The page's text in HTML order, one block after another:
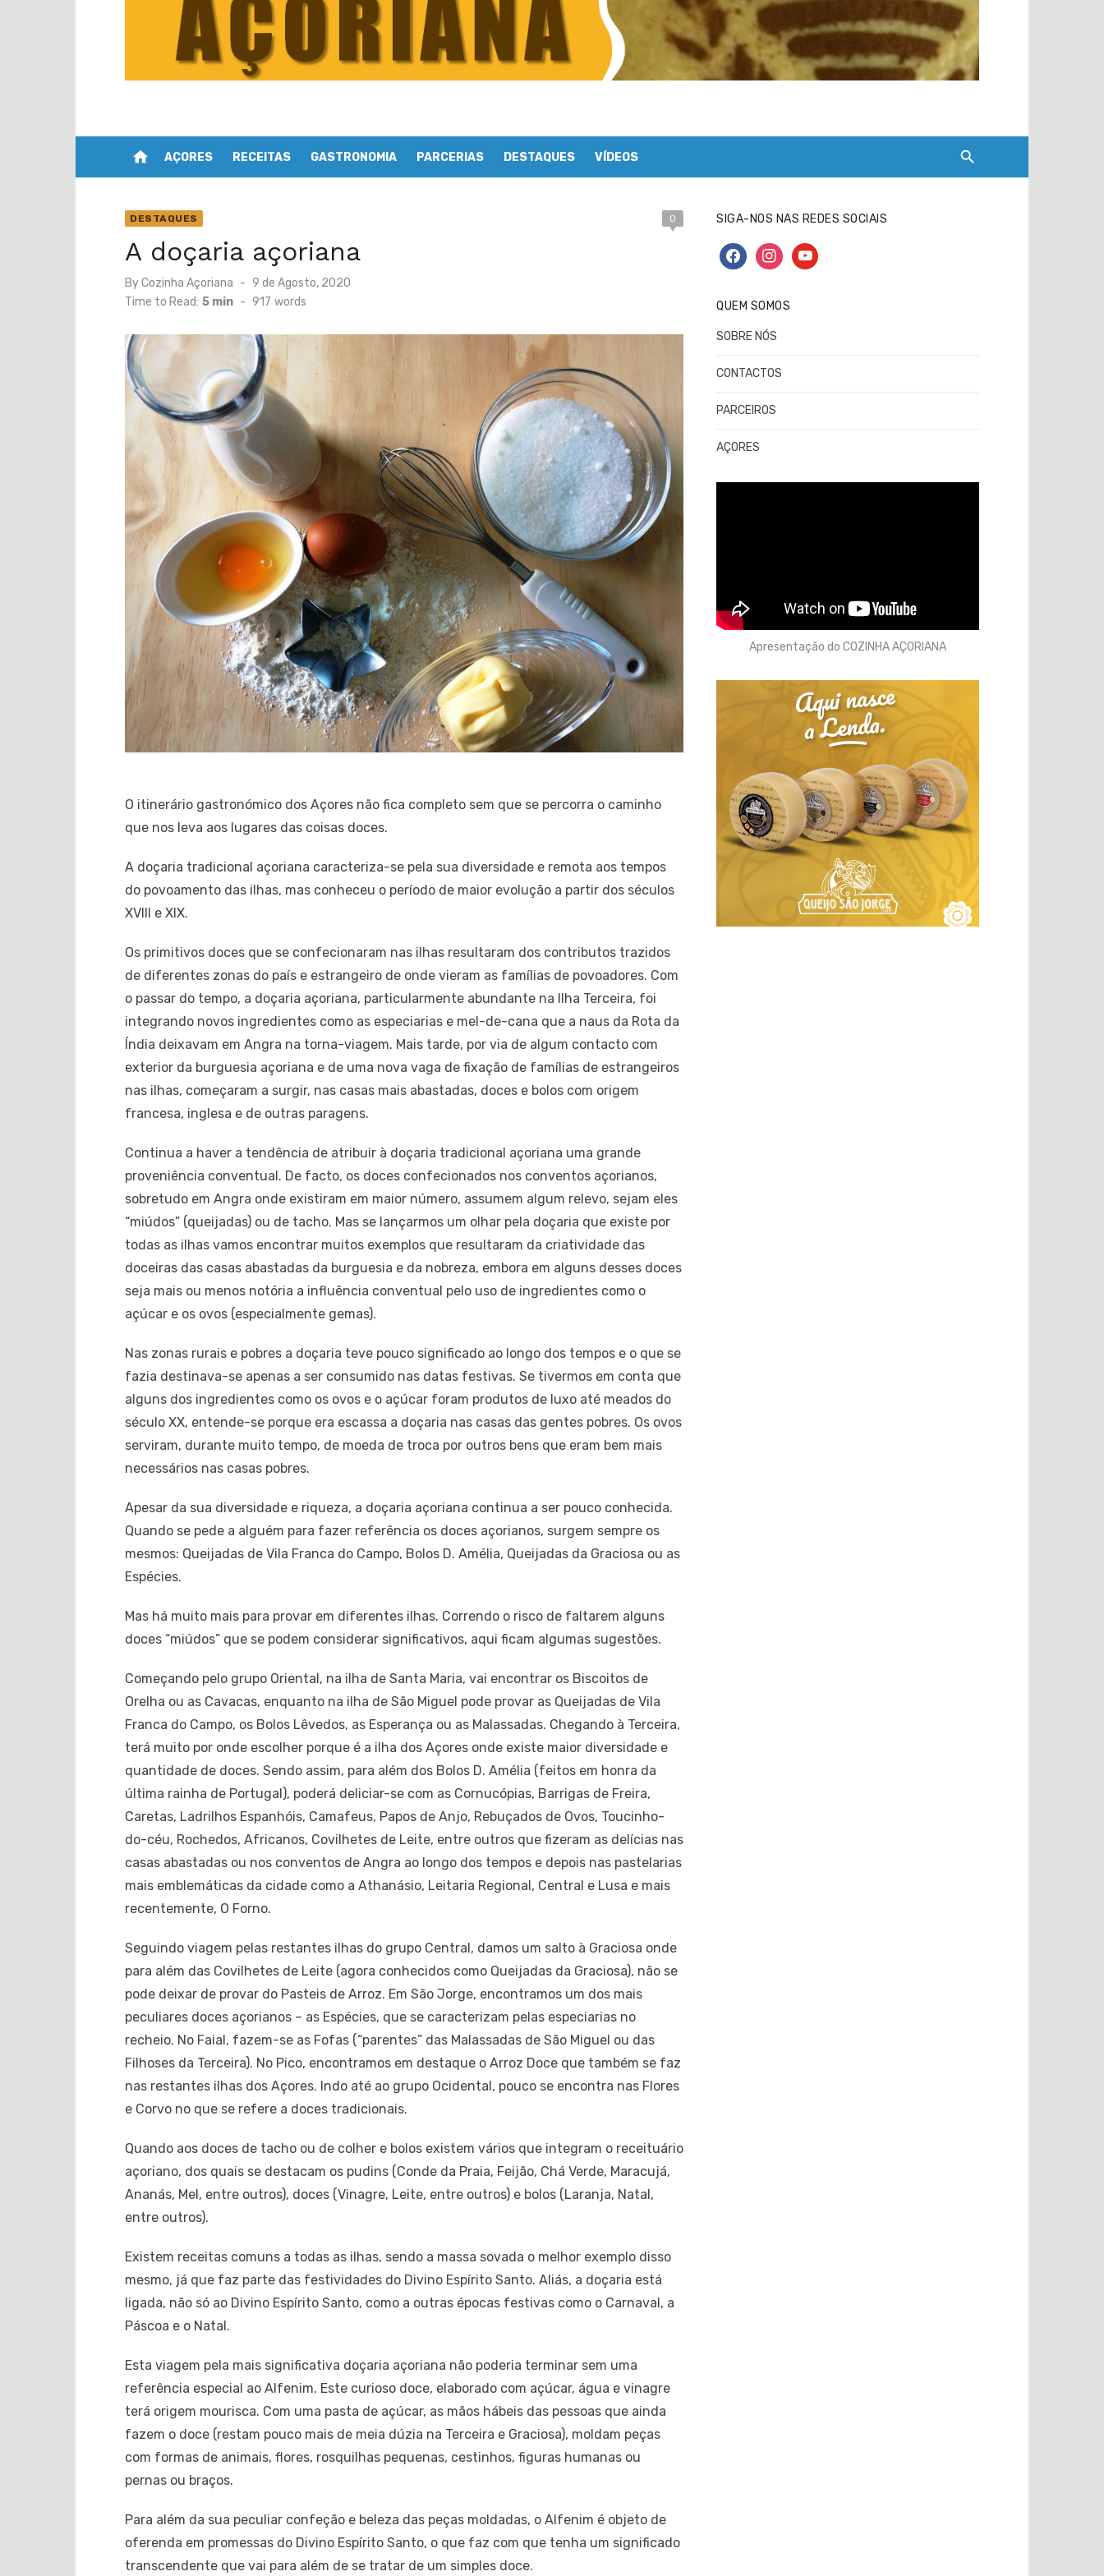
home AÇORES RECEITAS GASTRONOMIA PARCERIAS DESTAQUES VÍDEOS
DESTAQUES 0
A doçaria açoriana
ByCozinha Açoriana
Posted
on
9 de Agosto, 2020
Time to Read: 5 min - 917 words
O itinerário gastronómico dos Açores não fica completo sem que se percorra o caminho
que nos leva aos lugares das coisas doces.
A doçaria tradicional açoriana caracteriza-se pela sua diversidade e remota aos tempos
do povoamento das ilhas, mas conheceu o período de maior evolução a partir dos séculos
XVIII e XIX.
Os primitivos doces que se confecionaram nas ilhas resultaram dos contributos trazidos
de diferentes zonas do país e estrangeiro de onde vieram as famílias de povoadores. Com
o passar do tempo, a doçaria açoriana, particularmente abundante na Ilha Terceira, foi
integrando novos ingredientes como as especiarias e mel-de-cana que a naus da Rota da
Índia deixavam em Angra na torna-viagem. Mais tarde, por via de algum contacto com
exterior da burguesia açoriana e de uma nova vaga de fixação de famílias de estrangeiros
nas ilhas, começaram a surgir, nas casas mais abastadas, doces e bolos com origem
francesa, inglesa e de outras paragens.
Continua a haver a tendência de atribuir à doçaria tradicional açoriana uma grande
proveniência conventual. De facto, os doces confecionados nos conventos açorianos,
sobretudo em Angra onde existiram em maior número, assumem algum relevo, sejam eles
“miúdos” (queijadas) ou de tacho. Mas se lançarmos um olhar pela doçaria que existe por
todas as ilhas vamos encontrar muitos exemplos que resultaram da criatividade das
doceiras das casas abastadas da burguesia e da nobreza, embora em alguns desses doces
seja mais ou menos notória a influência conventual pelo uso de ingredientes como o
açúcar e os ovos (especialmente gemas).
Nas zonas rurais e pobres a doçaria teve pouco significado ao longo dos tempos e o que se
fazia destinava-se apenas a ser consumido nas datas festivas. Se tivermos em conta que
alguns dos ingredientes como os ovos e o açúcar foram produtos de luxo até meados do
século XX, entende-se porque era escassa a doçaria nas casas das gentes pobres. Os ovos
serviram, durante muito tempo, de moeda de troca por outros bens que eram bem mais
necessários nas casas pobres.
Apesar da sua diversidade e riqueza, a doçaria açoriana continua a ser pouco conhecida.
Quando se pede a alguém para fazer referência os doces açorianos, surgem sempre os
mesmos: Queijadas de Vila Franca do Campo, Bolos D. Amélia, Queijadas da Graciosa ou as
Espécies.
Mas há muito mais para provar em diferentes ilhas. Correndo o risco de faltarem alguns
doces “miúdos” que se podem considerar significativos, aqui ficam algumas sugestões.
Começando pelo grupo Oriental, na ilha de Santa Maria, vai encontrar os Biscoitos de
Orelha ou as Cavacas, enquanto na ilha de São Miguel pode provar as Queijadas de Vila
Franca do Campo, os Bolos Lêvedos, as Esperança ou as Malassadas. Chegando à Terceira,
terá muito por onde escolher porque é a ilha dos Açores onde existe maior diversidade e
quantidade de doces. Sendo assim, para além dos Bolos D. Amélia (feitos em honra da
última rainha de Portugal), poderá deliciar-se com as Cornucópias, Barrigas de Freira,
Caretas, Ladrilhos Espanhóis, Camafeus, Papos de Anjo, Rebuçados de Ovos, Toucinho-
do-céu, Rochedos, Africanos, Covilhetes de Leite, entre outros que fizeram as delícias nas
casas abastadas ou nos conventos de Angra ao longo dos tempos e depois nas pastelarias
mais emblemáticas da cidade como a Athanásio, Leitaria Regional, Central e Lusa e mais
recentemente, O Forno.
Seguindo viagem pelas restantes ilhas do grupo Central, damos um salto à Graciosa onde
para além das Covilhetes de Leite (agora conhecidos como Queijadas da Graciosa), não se
pode deixar de provar do Pasteis de Arroz. Em São Jorge, encontramos um dos mais
peculiares doces açorianos – as Espécies, que se caracterizam pelas especiarias no
recheio. No Faial, fazem-se as Fofas (“parentes” das Malassadas de São Miguel ou das
Filhoses da Terceira). No Pico, encontramos em destaque o Arroz Doce que também se faz
nas restantes ilhas dos Açores. Indo até ao grupo Ocidental, pouco se encontra nas Flores
e Corvo no que se refere a doces tradicionais.
Quando aos doces de tacho ou de colher e bolos existem vários que integram o receituário
açoriano, dos quais se destacam os pudins (Conde da Praia, Feijão, Chá Verde, Maracujá,
Ananás, Mel, entre outros), doces (Vinagre, Leite, entre outros) e bolos (Laranja, Natal,
entre outros).
Existem receitas comuns a todas as ilhas, sendo a massa sovada o melhor exemplo disso
mesmo, já que faz parte das festividades do Divino Espírito Santo. Aliás, a doçaria está
ligada, não só ao Divino Espírito Santo, como a outras épocas festivas como o Carnaval, a
Páscoa e o Natal.
Esta viagem pela mais significativa doçaria açoriana não poderia terminar sem uma
referência especial ao Alfenim. Este curioso doce, elaborado com açúcar, água e vinagre
terá origem mourisca. Com uma pasta de açúcar, as mãos hábeis das pessoas que ainda
fazem o doce (restam pouco mais de meia dúzia na Terceira e Graciosa), moldam peças
com formas de animais, flores, rosquilhas pequenas, cestinhos, figuras humanas ou
pernas ou braços.
Para além da sua peculiar confeção e beleza das peças moldadas, o Alfenim é objeto de
oferenda em promessas do Divino Espírito Santo, o que faz com que tenha um significado
transcendente que vai para além de se tratar de um simples doce.
SIGA-NOS NAS REDES SOCIAIS
facebookinstagramyoutube
QUEM SOMOS
SOBRE NÓS
CONTACTOS
PARCEIROS
AÇORES
Apresentação do COZINHA AÇORIANA